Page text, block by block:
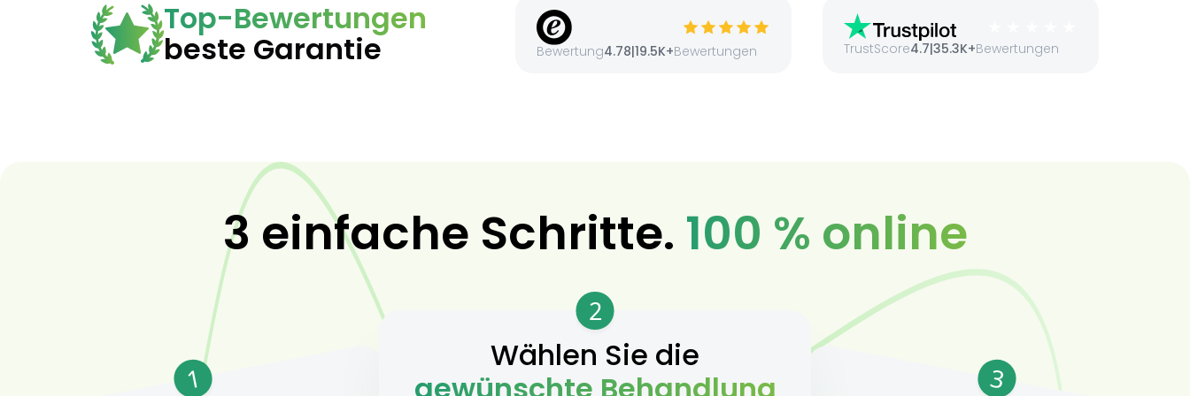
Top-Bewertungen
beste Garantie Bewertung4.78|19.5K+Bewertungen TrustScore4.7|35.3K+Bewertungen
3 einfache Schritte. 100 % online
1
2
Wählen Sie die
3